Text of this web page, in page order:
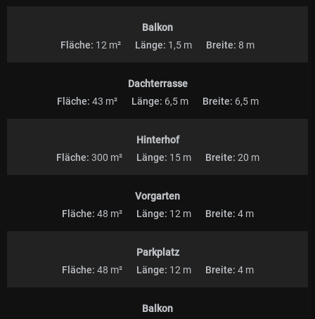
Balkon
Fläche: 12 m² Länge: 1,5 m Breite: 8 m
Dachterrasse
Fläche: 43 m² Länge: 6,5 m Breite: 6,5 m
Hinterhof
Fläche: 300 m² Länge: 15 m Breite: 20 m
Vorgarten
Fläche: 48 m² Länge: 12 m Breite: 4 m
Parkplatz
Fläche: 48 m² Länge: 12 m Breite: 4 m
Balkon